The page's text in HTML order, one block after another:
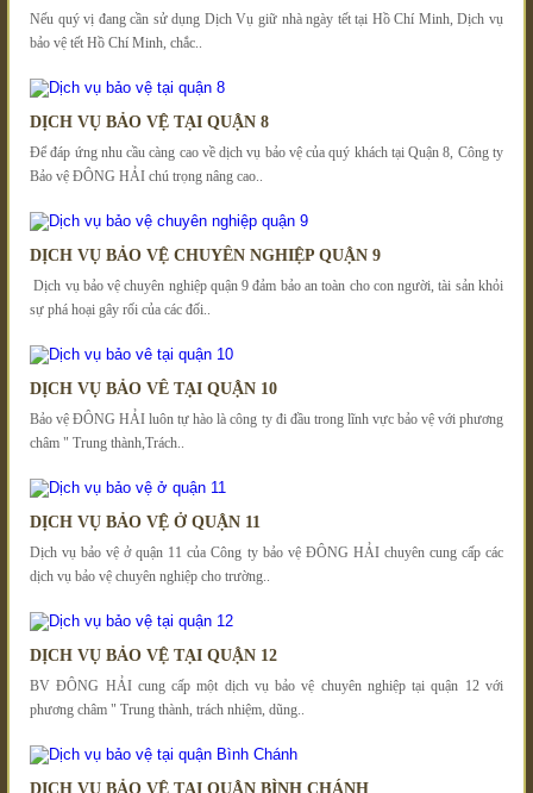
Nếu quý vị đang cần sử dụng Dịch Vụ giữ nhà ngày tết tại Hồ Chí Minh, Dịch vụ
bảo vệ tết Hồ Chí Minh, chắc..
DỊCH VỤ BẢO VỆ TẠI QUẬN 8
Để đáp ứng nhu cầu càng cao về dịch vụ bảo vệ của quý khách tại Quận 8, Công ty
Bảo vệ ĐÔNG HẢI chú trọng nâng cao..
DỊCH VỤ BẢO VỆ CHUYÊN NGHIỆP QUẬN 9
Dịch vụ bảo vệ chuyên nghiệp quận 9 đảm bảo an toàn cho con người, tài sản khỏi
sự phá hoại gây rối của các đối..
DỊCH VỤ BẢO VÊ TẠI QUẬN 10
Bảo vệ ĐÔNG HẢI luôn tự hào là công ty đi đầu trong lĩnh vực bảo vệ với phương
châm " Trung thành,Trách..
DỊCH VỤ BẢO VỆ Ở QUẬN 11
Dịch vụ bảo vệ ở quận 11 của Công ty bảo vệ ĐÔNG HẢI chuyên cung cấp các
dịch vụ bảo vệ chuyên nghiệp cho trường..
DỊCH VỤ BẢO VỆ TẠI QUẬN 12
BV ĐÔNG HẢI cung cấp một dịch vụ bảo vệ chuyên nghiệp tại quận 12 với
phương châm " Trung thành, trách nhiệm, dũng..
DỊCH VỤ BẢO VỆ TẠI QUẬN BÌNH CHÁNH